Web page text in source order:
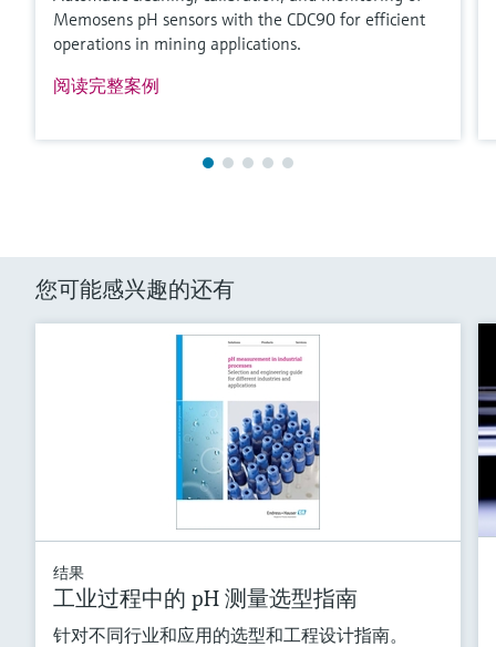
Memosens pH sensors with the CDC90 for efficient
operations in mining applications.
阅读完整案例
您可能感兴趣的还有
结果
工业过程中的 pH 测量选型指南
针对不同行业和应用的选型和工程设计指南。